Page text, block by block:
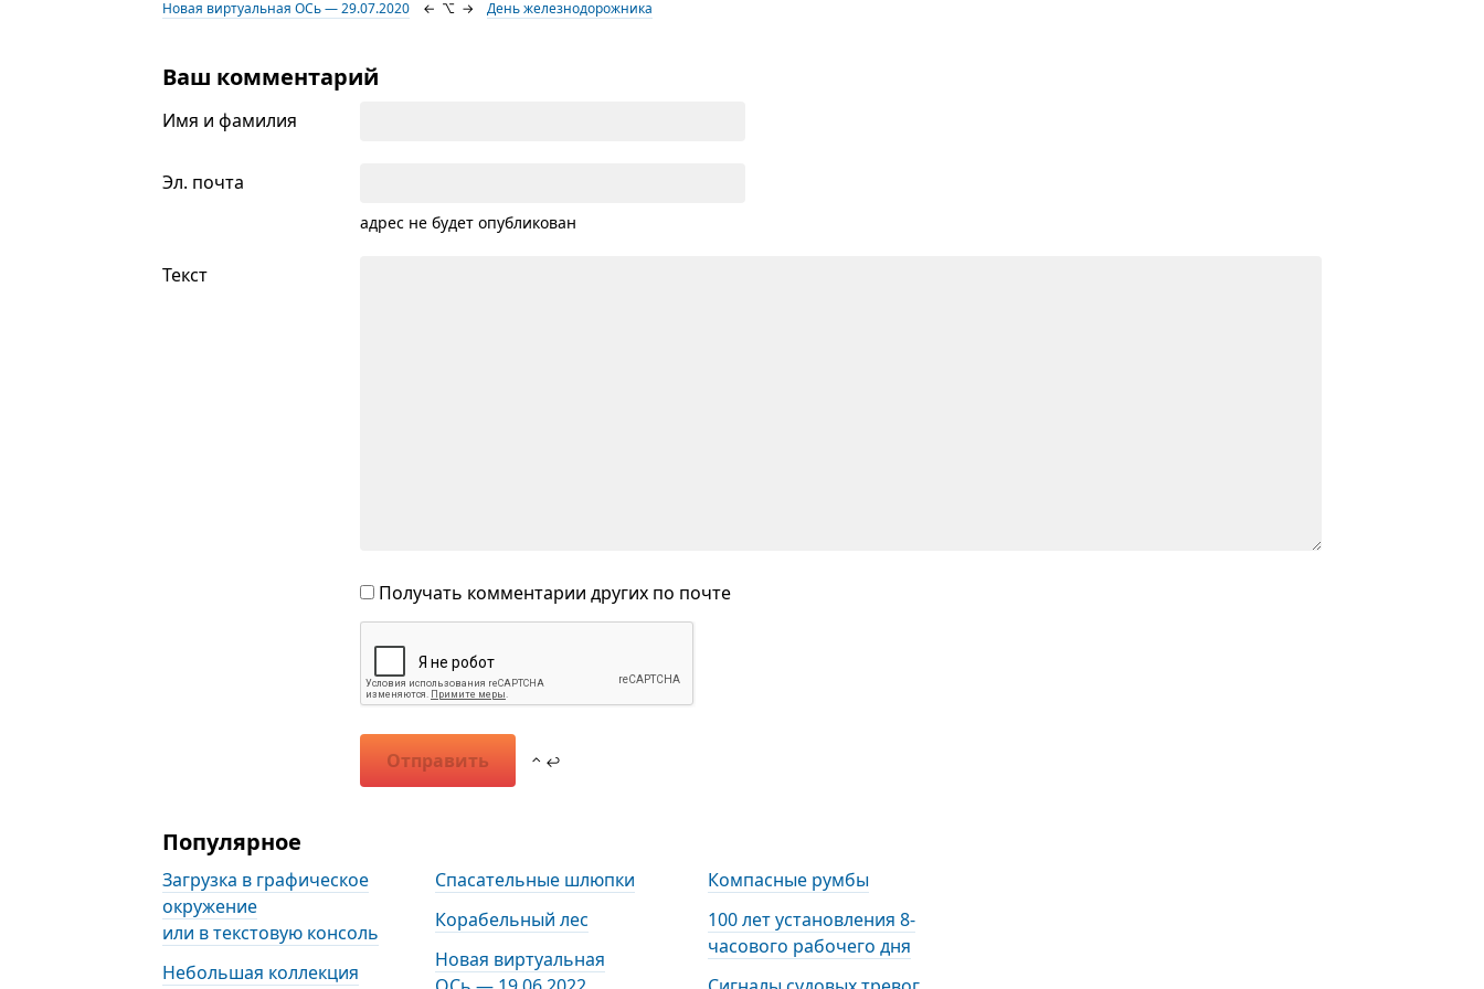
Новая виртуальная ОСь — 29.07.2020 ← ⌥ → День железнодорожника
Ваш комментарий
Имя и фамилия
Эл. почта
адрес не будет опубликован
Текст
Получать комментарии других по почте
Отправить ⌃ ↩
Популярное
Загрузка в графическое
окружение
или в текстовую консоль
Небольшая коллекция
Спасательные шлюпки
Корабельный лес
Новая виртуальная
Компасные румбы
100 лет установления 8-
часового рабочего дня